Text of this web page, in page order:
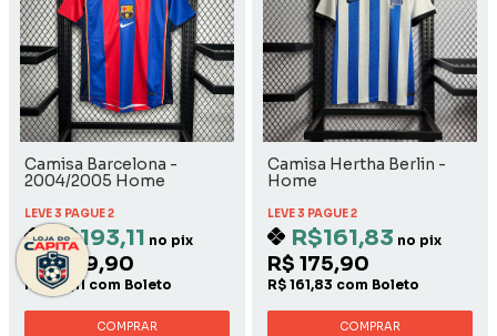
Camisa Barcelona -
2004/2005 Home
LEVE 3 PAGUE 2
R$193,11 no pix
R$ 209,90
R$ 193,11 com Boleto
COMPRAR
Camisa Hertha Berlin -
Home
LEVE 3 PAGUE 2
R$161,83 no pix
R$ 175,90
R$ 161,83 com Boleto
COMPRAR